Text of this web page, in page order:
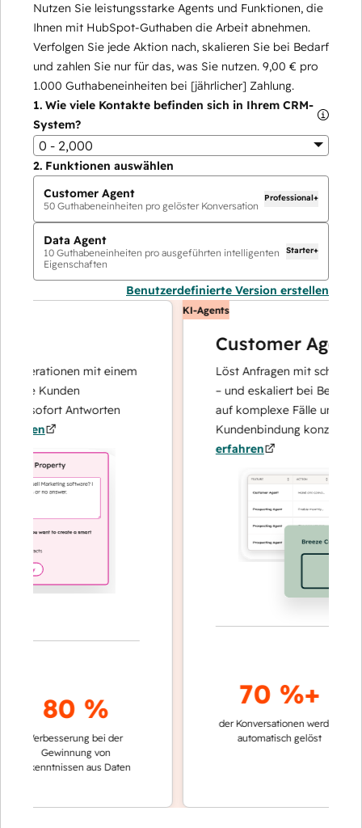
Nutzen Sie leistungsstarke Agents und Funktionen, die
Ihnen mit HubSpot-Guthaben die Arbeit abnehmen.
Verfolgen Sie jede Aktion nach, skalieren Sie bei Bedarf
und zahlen Sie nur für das, was Sie nutzen. 9,00 € pro
1.000 Guthabeneinheiten bei [jährlicher] Zahlung.
1. Wie viele Kontakte befinden sich in Ihrem CRM-
System?
0 - 2,000
2. Funktionen auswählen
Customer Agent
50 Guthabeneinheiten pro gelöster Konversation
Professional+
Data Agent
10 Guthabeneinheiten pro ausgeführten intelligenten
Eigenschaften
Starter+
Benutzerdefinierte Version erstellen
mit einem
Kunden
sofort Antworten
80 %
Verbesserung bei der
Gewinnung von
aus Daten
KI-Agents
Customer Agent
Löst Anfragen mit schnellen,
– und eskaliert bei Bedarf,
auf komplexe Fälle und den
Kundenbindung konzentrieren
erfahren
70 %+
der Konversationen werden
automatisch gelöst